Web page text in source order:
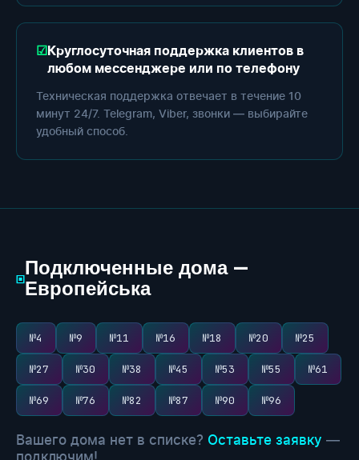
Круглосуточная поддержка клиентов в
любом мессенджере или по телефону
Техническая поддержка отвечает в течение 10
минут 24/7. Telegram, Viber, звонки — выбирайте
удобный способ.
▣Подключенные дома —
Европейська
№4 №9 №11 №16 №18 №20 №25
№27 №30 №38 №45 №53 №55 №61
№69 №76 №82 №87 №90 №96
Вашего дома нет в списке? Оставьте заявку —
подключим!